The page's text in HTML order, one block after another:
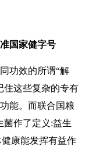
国家健字号
功效的所谓“解
住这些复杂的专有
能。而联合国粮
菌作了定义:益生
康能发挥有益作